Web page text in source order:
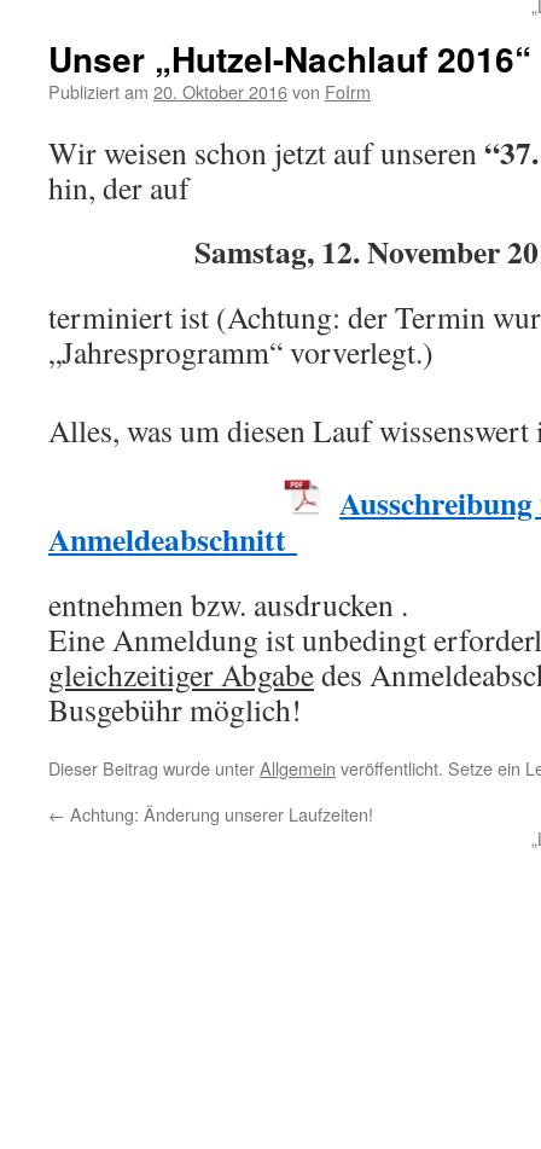
Unser „Hutzel-Nachlauf
Publiziert am 20. Oktober 2016von FoIrm
Wir weisen schon jetzt auf unseren
hin, der auf
Samstag, 12. November
terminiert ist (Achtung: der Termin
„Jahresprogramm“ vorverlegt.)
Alles, was um diesen Lauf wissenswert
Anmeldeabschnitt
entnehmen bzw. ausdrucken .
Eine Anmeldung ist unbedingt
gleichzeitiger Abgabedes
Busgebühr möglich!
Dieser Beitrag wurde unterAllgemein veröffentlicht. Setze ein
← Achtung: Änderung unserer Laufzeiten!